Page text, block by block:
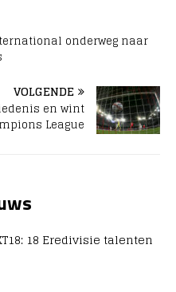
onderweg naar
VOLGENDE
en wint
League
18 Eredivisie talenten